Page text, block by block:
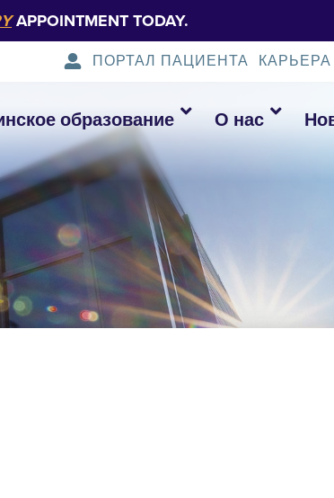
APPOINTMENT TODAY.
ПОРТАЛ ПАЦИЕНТА КАРЬЕРА
образование О нас